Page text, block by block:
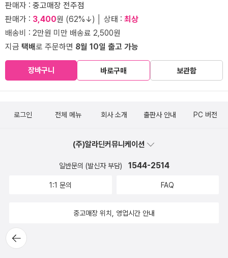
판매자 : 중고매장 전주점
판매가 : 3,400원 (62%↓) │ 상태 : 최상
배송비 : 2만원 미만 배송료 2,500원
지금 택배로 주문하면 8월 10일 출고 가능
장바구니 바로구매 보관함
뒤로가
기
로그인 전체 메뉴 회사 소개 출판사 안내 PC 버전
(주)알라딘커뮤니케이션
일반문의 (발신자 부담) 1544-2514
1:1 문의 FAQ
중고매장 위치, 영업시간 안내